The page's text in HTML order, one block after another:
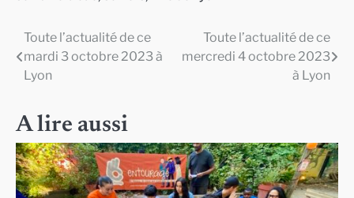
Navigation
de
Toute l’actualité de ce
mardi 3 octobre 2023 à
Lyon
Toute l’actualité de ce
mercredi 4 octobre 2023
à Lyon
A lire aussi